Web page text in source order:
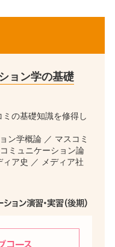
ョン学の基礎
の基礎知識を修得し
ン学概論 ／ マスコミ
ミュニケーション論
ア史 ／ メディア社